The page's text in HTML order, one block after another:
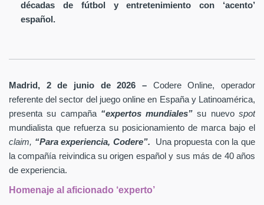
décadas de fútbol y entretenimiento con ‘acento’
español.
Madrid, 2 de junio de 2026 – Codere Online, operador
referente del sector del juego online en España y Latinoamérica,
presenta su campaña “expertos mundiales” su nuevospot
mundialista que refuerza su posicionamiento de marca bajo el
claim, “Para experiencia, Codere”.
Una propuesta con la que
la compañía reivindica su origen español y sus más de 40 años
de experiencia.
Homenaje al aficionado ‘experto’